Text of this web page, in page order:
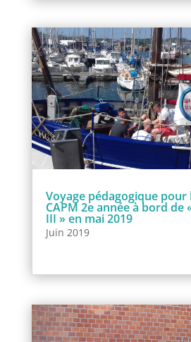
Voyage pédagogique pour
CAPM 2e année à bord de
III » en mai 2019
Juin 2019